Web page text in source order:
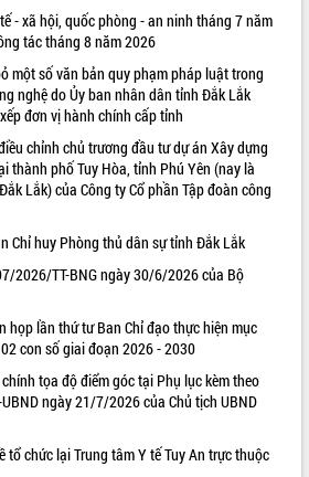
phí
kỳ
Việt
dân
- xã hội, quốc phòng - an ninh tháng 7 năm
tác tháng 8 năm 2026
một số văn bản quy phạm pháp luật trong
nghệ do Ủy ban nhân dân tỉnh Đắk Lắk
đơn vị hành chính cấp tỉnh
chỉnh chủ trương đầu tư dự án Xây dựng
thành phố Tuy Hòa, tỉnh Phú Yên (nay là
Lắk) của Công ty Cổ phần Tập đoàn công
Chỉ huy Phòng thủ dân sự tỉnh Đắk Lắk
2026/TT-BNG ngày 30/6/2026 của Bộ
họp lần thứ tư Ban Chỉ đạo thực hiện mục
con số giai đoạn 2026 - 2030
tọa độ điểm góc tại Phụ lục kèm theo
ngày 21/7/2026 của Chủ tịch UBND
tổ chức lại Trung tâm Y tế Tuy An trực thuộc